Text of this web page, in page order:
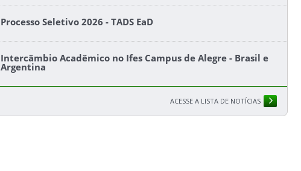
Processo Seletivo 2026 - TADS EaD
Intercâmbio Acadêmico no Ifes Campus de Alegre - Brasil e
Argentina
ACESSE A LISTA DE NOTÍCIAS